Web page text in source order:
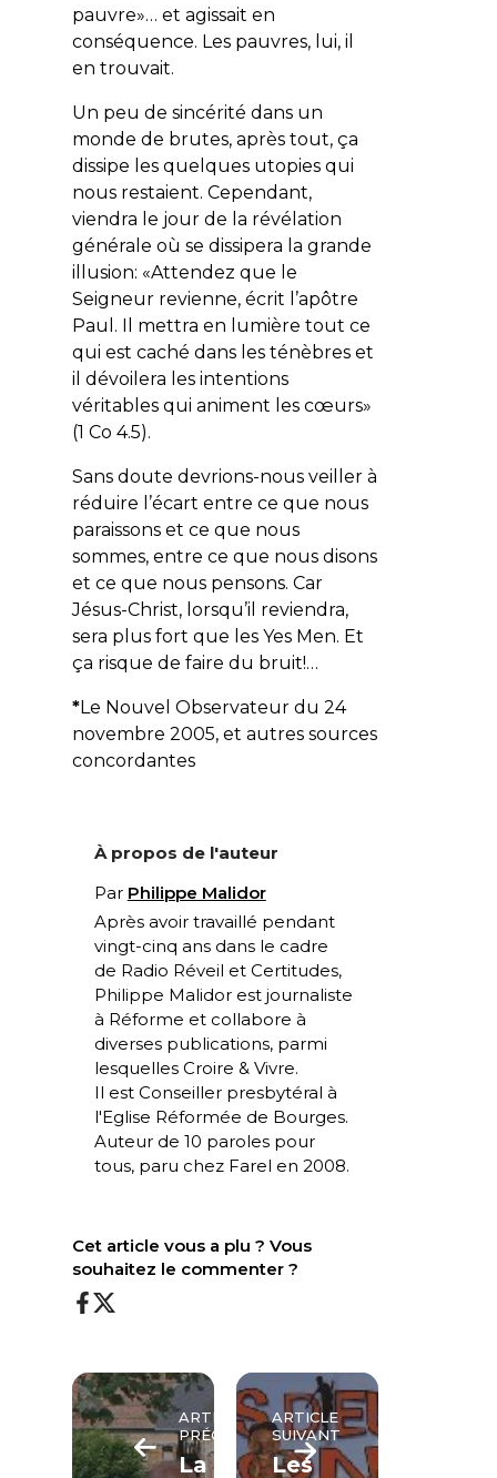
pauvre»… et agissait en
conséquence. Les pauvres, lui, il
en trouvait.
Un peu de sincérité dans un
monde de brutes, après tout, ça
dissipe les quelques utopies qui
nous restaient. Cependant,
viendra le jour de la révélation
générale où se dissipera la grande
illusion: «Attendez que le
Seigneur revienne, écrit l’apôtre
Paul. Il mettra en lumière tout ce
qui est caché dans les ténèbres et
il dévoilera les intentions
véritables qui animent les cœurs»
(1 Co 4.5).
Sans doute devrions-nous veiller à
réduire l’écart entre ce que nous
paraissons et ce que nous
sommes, entre ce que nous disons
et ce que nous pensons. Car
Jésus-Christ, lorsqu’il reviendra,
sera plus fort que les Yes Men. Et
ça risque de faire du bruit!…
*Le Nouvel Observateurdu 24
novembre 2005, et autres sources
concordantes
À propos de l'auteur
Par Philippe Malidor
Après avoir travaillé pendant
vingt-cinq ans dans le cadre
de Radio Réveil et Certitudes,
Philippe Malidor est journaliste
à Réforme et collabore à
diverses publications, parmi
lesquelles Croire & Vivre.
Il est Conseiller presbytéral à
l'Eglise Réformée de Bourges.
Auteur de 10 paroles pour
tous, paru chez Farel en 2008.
Cet article vous a plu ? Vous
souhaitez le commenter ?
ARTICLE
PRÉCÉDENT
La
ARTICLE
SUIVANT
Les